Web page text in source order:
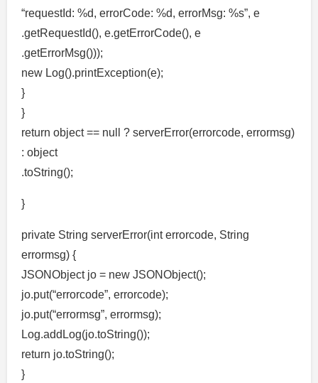
“requestId: %d, errorCode: %d, errorMsg: %s”, e
.getRequestId(), e.getErrorCode(), e
.getErrorMsg()));
new Log().printException(e);
}
}
return object == null ? serverError(errorcode, errormsg)
: object
.toString();
}
private String serverError(int errorcode, String
errormsg) {
JSONObject jo = new JSONObject();
jo.put(“errorcode”, errorcode);
jo.put(“errormsg”, errormsg);
Log.addLog(jo.toString());
return jo.toString();
}